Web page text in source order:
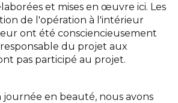
et mises en œuvre ici. Les
de l'opération à l'intérieur
ont été consciencieusement
du projet aux
pas participé au projet.
en beauté, nous avons